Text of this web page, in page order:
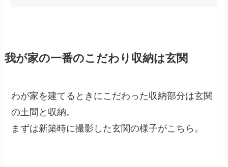
我が家の一番のこだわり収納は玄関
わが家を建てるときにこだわった収納部分は玄関
の土間と収納。
まずは新築時に撮影した玄関の様子がこちら。